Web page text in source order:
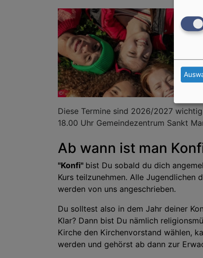
Diese Termine sind 2026/2027
18.00 Uhr Gemeindezentrum Sankt
Ab wann ist man
"Konfi" bist Du sobald du dich
Kurs teilzunehmen. Alle Jugendlichen
werden von uns angeschrieben.
Du solltest also in dem Jahr deiner
Klar? Dann bist Du nämlich
Kirche den Kirchenvorstand wählen,
werden und gehörst ab dann zur